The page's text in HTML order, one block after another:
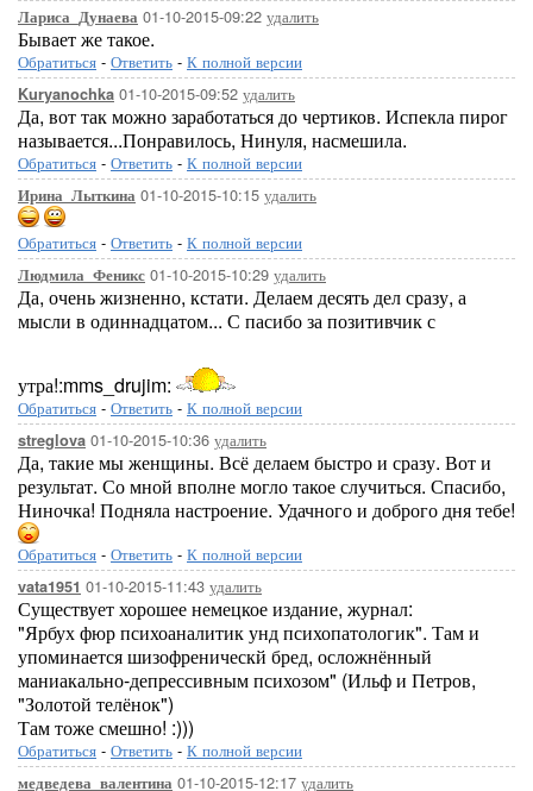
Лариса_Дунаева 01-10-2015-09:22 удалить
Бывает же такое.
Обратиться - Ответить - К полной версии
Kuryanochka 01-10-2015-09:52 удалить
Да, вот так можно заработаться до чертиков. Испекла пирог
называется...Понравилось, Нинуля, насмешила.
Обратиться - Ответить - К полной версии
Ирина_Лыткина 01-10-2015-10:15 удалить
Обратиться - Ответить - К полной версии
Людмила_Феникс 01-10-2015-10:29 удалить
Да, очень жизненно, кстати. Делаем десять дел сразу, а
мысли в одиннадцатом... С пасибо за позитивчик с
утра!:mms_drujim:
Обратиться - Ответить - К полной версии
streglova 01-10-2015-10:36 удалить
Да, такие мы женщины. Всё делаем быстро и сразу. Вот и
результат. Со мной вполне могло такое случиться. Спасибо,
Ниночка! Подняла настроение. Удачного и доброго дня тебе!
Обратиться - Ответить - К полной версии
vata1951 01-10-2015-11:43 удалить
Существует хорошее немецкое издание, журнал:
"Ярбух фюр психоаналитик унд психопатологик". Там и
упоминается шизофреническй бред, осложнённый
маниакально-депрессивным психозом" (Ильф и Петров,
"Золотой телёнок")
Там тоже смешно! :)))
Обратиться - Ответить - К полной версии
медведева_валентина 01-10-2015-12:17 удалить